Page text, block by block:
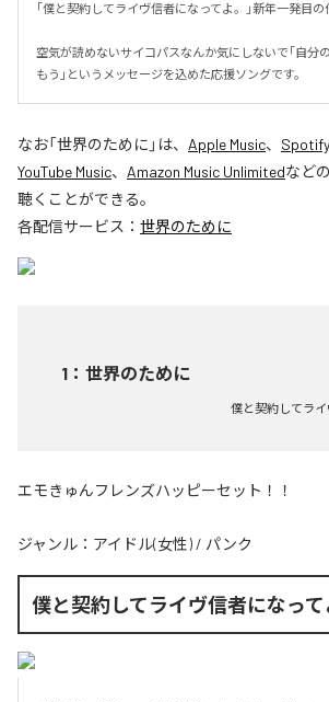
｢僕と契約してライヴ信者になってよ。｣新年一発目の
空気が読めないサイコパスなんか気にしないで｢自分
もう｣というメッセージを込めた応援ソングです。
なお「世界のために 」は、 Apple Music、 Spotify
YouTube Music、 Amazon Music Unlimitedなど
聴くことができる。
各配信サービス： 世界のために
1 ： 世界のために
僕と契約してラ
エモきゅんフレンズハッピーセット！！
ジャンル： アイドル(女性) / パンク
僕と契約してライヴ信者になって